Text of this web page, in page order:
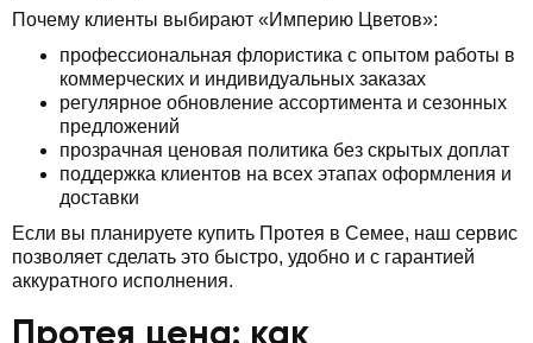
Почему клиенты выбирают «Империю Цветов»:
профессиональная флористика с опытом работы в
коммерческих и индивидуальных заказах
регулярное обновление ассортимента и сезонных
предложений
прозрачная ценовая политика без скрытых доплат
поддержка клиентов на всех этапах оформления и
доставки
Если вы планируете купить Протея в Семее, наш сервис
позволяет сделать это быстро, удобно и с гарантией
аккуратного исполнения.
Протея цена: как